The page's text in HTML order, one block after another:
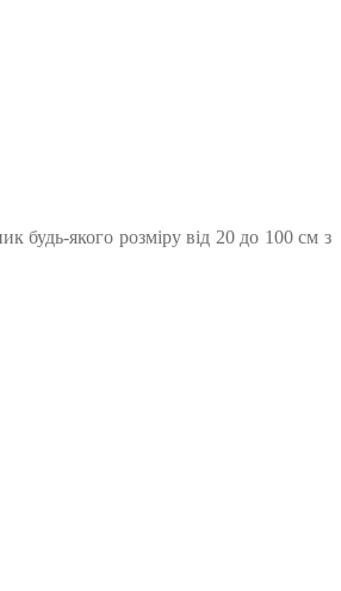
будь-якого розміру від 20 до 100 см з